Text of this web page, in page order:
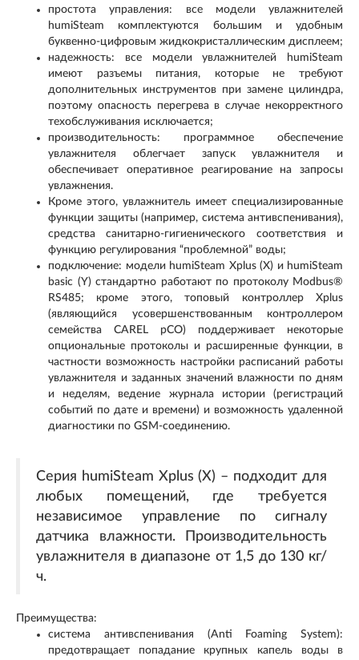
простота управления: все модели увлажнителей
humiSteam комплектуются большим и удобным
буквенно-цифровым жидкокристаллическим дисплеем;
надежность: все модели увлажнителей humiSteam
имеют разъемы питания, которые не требуют
дополнительных инструментов при замене цилиндра,
поэтому опасность перегрева в случае некорректного
техобслуживания исключается;
производительность: программное обеспечение
увлажнителя облегчает запуск увлажнителя и
обеспечивает оперативное реагирование на запросы
увлажнения.
Кроме этого, увлажнитель имеет специализированные
функции защиты (например, система антивспенивания),
средства санитарно-гигиенического соответствия и
функцию регулирования “проблемной” воды;
подключение: модели humiSteam Xplus (X) и humiSteam
basic (Y) стандартно работают по протоколу Modbus®
RS485; кроме этого, топовый контроллер Xplus
(являющийся усовершенствованным контроллером
семейства CAREL pCO) поддерживает некоторые
опциональные протоколы и расширенные функции, в
частности возможность настройки расписаний работы
увлажнителя и заданных значений влажности по дням
и неделям, ведение журнала истории (регистраций
событий по дате и времени) и возможность удаленной
диагностики по GSM-соединению.
Серия humiSteam Xplus (X) – подходит для
любых помещений, где требуется
независимое управление по сигналу
датчика влажности. Производительность
увлажнителя в диапазоне от 1,5 до 130 кг/
ч.
Преимущества:
система антивспенивания (Anti Foaming System):
предотвращает попадание крупных капель воды в